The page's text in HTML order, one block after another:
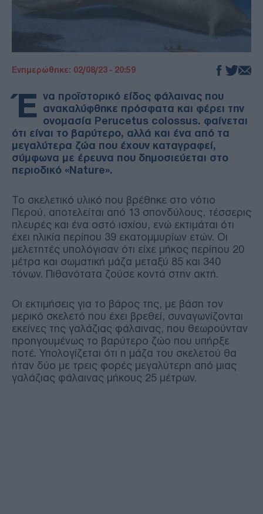
Ενημερώθηκε: 02/08/23 - 20:59
Έ να προϊστορικό είδος φάλαινας που
ανακαλύφθηκε πρόσφατα και φέρει την
ονομασία Perucetus colossus. φαίνεται
ότι είναι το βαρύτερο, αλλά και ένα από τα
μεγαλύτερα ζώα που έχουν καταγραφεί,
σύμφωνα με έρευνα που δημοσιεύεται στο
περιοδικό «Nature».
Το σκελετικό υλικό που βρέθηκε στο νότιο
Περού, αποτελείται από 13 σπονδύλους, τέσσερις
πλευρές και ένα οστό ισχίου, ενώ εκτιμάται ότι
έχει ηλικία περίπου 39 εκατομμυρίων ετών. Οι
μελετητές υπολόγισαν ότι είχε μήκος περίπου 20
μέτρα και σωματική μάζα μεταξύ 85 και 340
τόνων. Πιθανότατα ζούσε κοντά στην ακτή.
Οι εκτιμήσεις για το βάρος της, με βάση τον
μερικό σκελετό που έχει βρεθεί, συναγωνίζονται
εκείνες της γαλάζιας φάλαινας, που θεωρούνταν
προηγουμένως το βαρύτερο ζώο που υπήρξε
ποτέ. Υπολογίζεται ότι η μάζα του σκελετού θα
ήταν δύο με τρεις φορές μεγαλύτερη από μιας
γαλάζιας φάλαινας μήκους 25 μέτρων.